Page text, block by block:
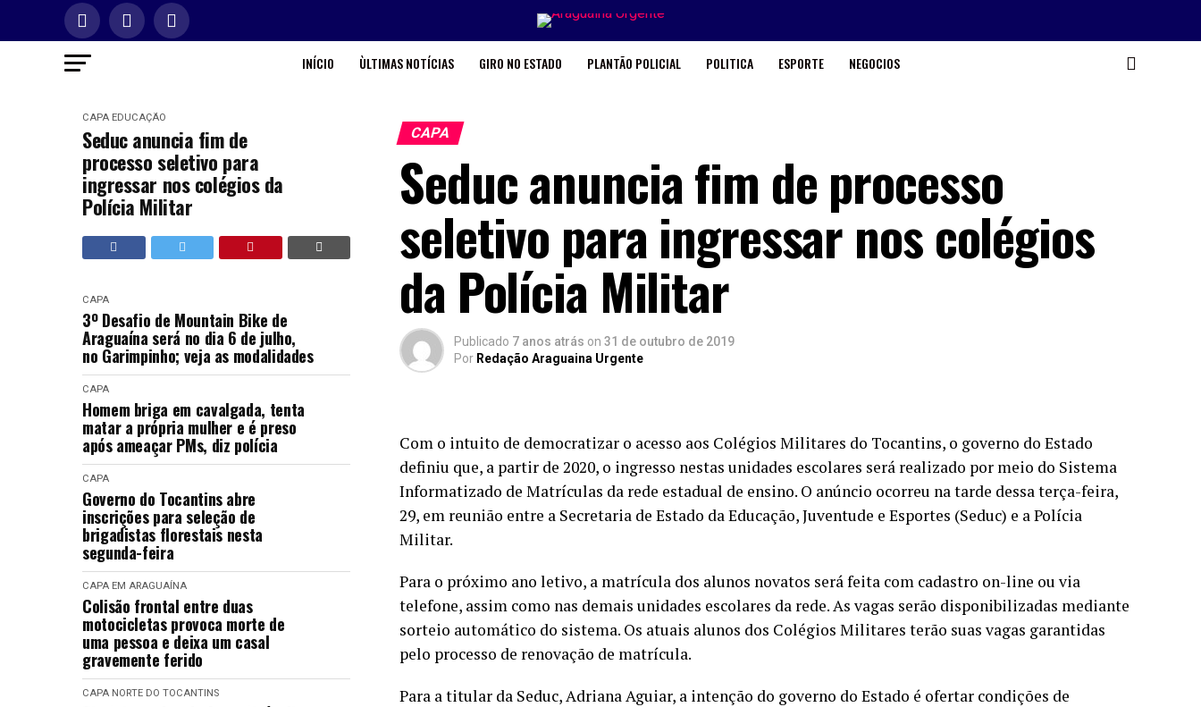
INÍCIO ÙLTIMAS NOTÍCIAS GIRO NO ESTADO PLANTÃO POLICIAL POLITICA ESPORTE NEGOCIOS
CAPA EDUCAÇÃO
Seduc anuncia fim de
processo seletivo para
ingressar nos colégios da
Polícia Militar
CAPA
3º Desafio de Mountain Bike de
Araguaína será no dia 6 de julho,
no Garimpinho; veja as modalidades
CAPA
Homem briga em cavalgada, tenta
matar a própria mulher e é preso
após ameaçar PMs, diz polícia
CAPA
Governo do Tocantins abre
inscrições para seleção de
brigadistas florestais nesta
segunda-feira
CAPA EM ARAGUAÍNA
Colisão frontal entre duas
motocicletas provoca morte de
uma pessoa e deixa um casal
gravemente ferido
CAPA NORTE DO TOCANTINS
CAPA
Seduc anuncia fim de processo
seletivo para ingressar nos colégios
da Polícia Militar
Publicado 7 anos atrás on 31 de outubro de 2019
Por Redação Araguaina Urgente
Com o intuito de democratizar o acesso aos Colégios Militares do Tocantins, o governo do Estado
definiu que, a partir de 2020, o ingresso nestas unidades escolares será realizado por meio do Sistema
Informatizado de Matrículas da rede estadual de ensino. O anúncio ocorreu na tarde dessa terça-feira,
29, em reunião entre a Secretaria de Estado da Educação, Juventude e Esportes (Seduc) e a Polícia
Militar.
Para o próximo ano letivo, a matrícula dos alunos novatos será feita com cadastro on-line ou via
telefone, assim como nas demais unidades escolares da rede. As vagas serão disponibilizadas mediante
sorteio automático do sistema. Os atuais alunos dos Colégios Militares terão suas vagas garantidas
pelo processo de renovação de matrícula.
Para a titular da Seduc, Adriana Aguiar, a intenção do governo do Estado é ofertar condições de